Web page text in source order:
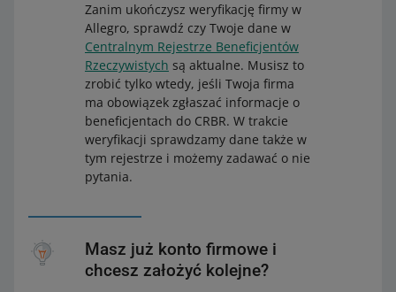
Dodatkowe
dokumenty
1. Statut fundacji.
2. Akt założycielski w formie aktu
notarialnego.
Stowarzyszenie
Dodatkowe dokumenty Statut stowarzyszenia.
Dokumenty firmowe
Stowarzyszenie nierejestrowane
Dokument
1. Wpis do ewidencji stowarzyszeń zwykłych
prowadzony przez Urząd Miasta lub
Starostwo.
2. Regulamin, dokument, na podstawie
którego stowarzyszenie zostało
zarejestrowane.
Przedstawiciela/Zarządu.
Działalność rolnicza
1. Nakaz płatniczy z urzędu gminy o
Zanim ukończysz weryfikację firmy w
Allegro, sprawdź czy Twoje dane w
Centralnym Rejestrze Beneficjentów
Rzeczywistych są aktualne. Musisz to
zrobić tylko wtedy, jeśli Twoja firma
ma obowiązek zgłaszać informacje o
beneficjentach do CRBR. W trakcie
weryfikacji sprawdzamy dane także w
tym rejestrze i możemy zadawać o nie
pytania.
Masz już konto firmowe i
chcesz założyć kolejne?